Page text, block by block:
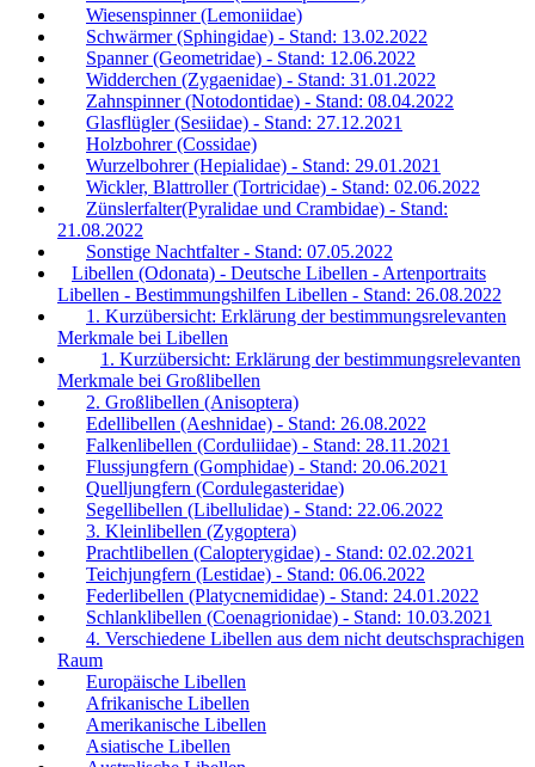
Wiesenspinner (Lemoniidae)
Schwärmer (Sphingidae) - Stand: 13.02.2022
Spanner (Geometridae) - Stand: 12.06.2022
Widderchen (Zygaenidae) - Stand: 31.01.2022
Zahnspinner (Notodontidae) - Stand: 08.04.2022
Glasflügler (Sesiidae) - Stand: 27.12.2021
Holzbohrer (Cossidae)
Wurzelbohrer (Hepialidae) - Stand: 29.01.2021
Wickler, Blattroller (Tortricidae) - Stand: 02.06.2022
Zünslerfalter(Pyralidae und Crambidae) - Stand:
21.08.2022
Sonstige Nachtfalter - Stand: 07.05.2022
Libellen (Odonata) - Deutsche Libellen - Artenportraits
Libellen - Bestimmungshilfen Libellen - Stand: 26.08.2022
1. Kurzübersicht: Erklärung der bestimmungsrelevanten
Merkmale bei Libellen
1. Kurzübersicht: Erklärung der bestimmungsrelevanten
Merkmale bei Großlibellen
2. Großlibellen (Anisoptera)
Edellibellen (Aeshnidae) - Stand: 26.08.2022
Falkenlibellen (Corduliidae) - Stand: 28.11.2021
Flussjungfern (Gomphidae) - Stand: 20.06.2021
Quelljungfern (Cordulegasteridae)
Segellibellen (Libellulidae) - Stand: 22.06.2022
3. Kleinlibellen (Zygoptera)
Prachtlibellen (Calopterygidae) - Stand: 02.02.2021
Teichjungfern (Lestidae) - Stand: 06.06.2022
Federlibellen (Platycnemididae) - Stand: 24.01.2022
Schlanklibellen (Coenagrionidae) - Stand: 10.03.2021
4. Verschiedene Libellen aus dem nicht deutschsprachigen
Raum
Europäische Libellen
Afrikanische Libellen
Amerikanische Libellen
Asiatische Libellen